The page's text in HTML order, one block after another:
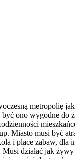
metropolię
ono wygodne do
Miasto musi być
i place zabaw, dla
działać jak